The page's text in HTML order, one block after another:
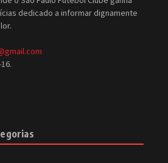
dedicado a informar dignamente